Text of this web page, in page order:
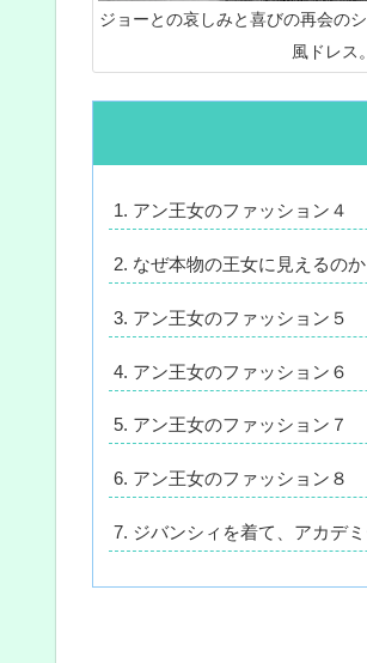
ジョーとの哀しみと喜びの再会の
風ドレス。
アン王女のファッション４
なぜ本物の王女に見えるのか
アン王女のファッション５
アン王女のファッション６
アン王女のファッション７
アン王女のファッション８
ジバンシィを着て、アカデ